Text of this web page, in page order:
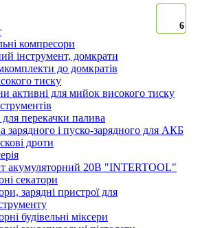
компресори
інструмент, домкрати
до домкратів
тиску
активні для мийок високого тиску
для перекачки палива
зарядного і пуско-зарядного для АКБ
дроти
акумуляторний 20В "INTERTOOL"
секатори
зарядні пристрої для
будівельні міксери
6
6
6
6
6
6
6